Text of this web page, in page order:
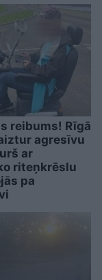
reibums! Rīgā
agresīvu
ar
riteņkrēslu
pa